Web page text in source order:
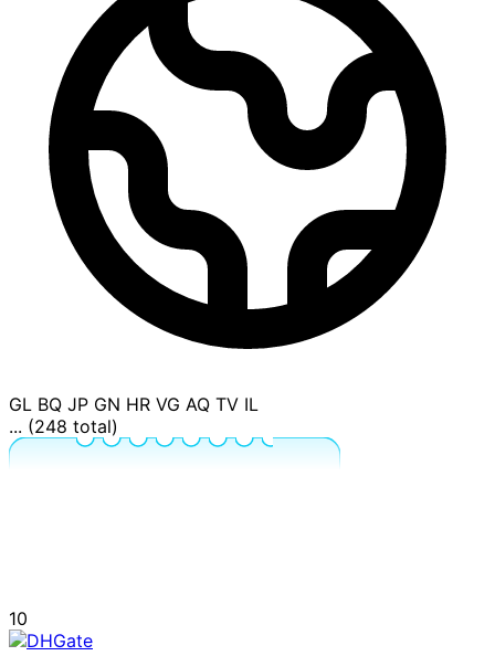
GL BQ JP GN HR VG AQ TV IL
... (248 total)
10